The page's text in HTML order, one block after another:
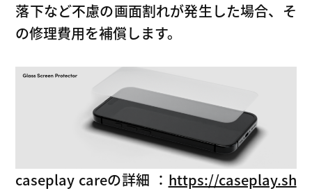
落下など不慮の画面割れが発生した場合、そ
の修理費用を補償します。
caseplay careの詳細 ： https://caseplay.sh